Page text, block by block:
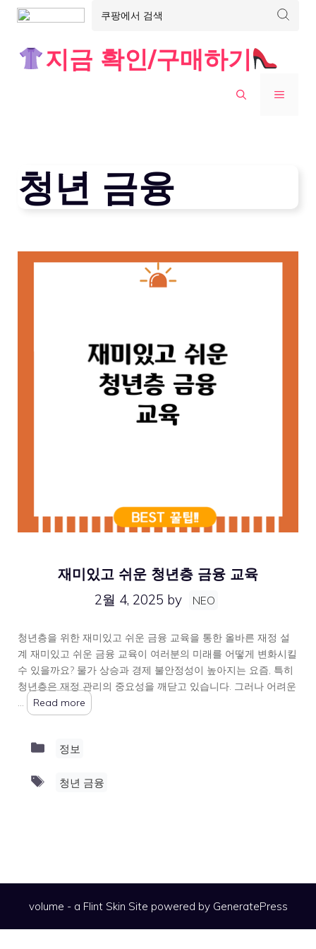
지금 확인/구매하기
MENU
청년 금융
재미있고 쉬운 청년층 금융 교육
2월 4, 2025 by NEO
청년층을 위한 재미있고 쉬운 금융 교육을 통한 올바른 재정 설
계 재미있고 쉬운 금융 교육이 여러분의 미래를 어떻게 변화시킬
수 있을까요? 물가 상승과 경제 불안정성이 높아지는 요즘, 특히
청년층은 재정 관리의 중요성을 깨닫고 있습니다. 그러나 어려운
Read more
Categories
정보
Tags
청년 금융
volume - a Flint Skin Site powered by GeneratePress